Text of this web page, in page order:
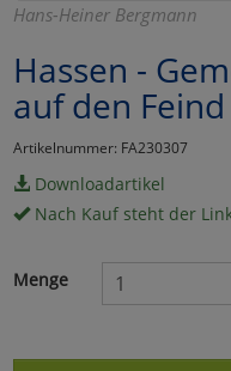
Hans-Heiner Bergmann
Hassen -
auf den Feind
Artikelnummer: FA230307
Downloadartikel
Nach Kauf steht der
Menge
Umfragetools